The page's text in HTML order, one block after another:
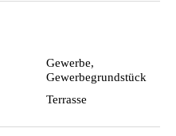
Gewerbe,
Gewerbegrundstück
Terrasse